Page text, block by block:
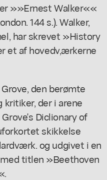
»»Ernest Walker««
144 s.). Walker,
har skrevet »History
et af hovedv,ærkerne
den berømte
der i arene
Diclionary of
skikkelse
og udgivet i en
titlen »Beethoven